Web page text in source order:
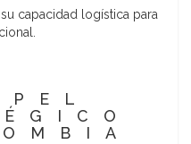
capacidad logística para